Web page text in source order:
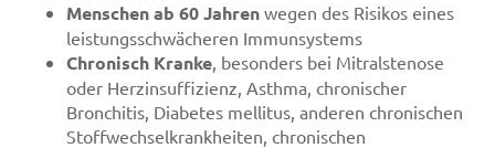
Menschen ab 60 Jahren wegen des Risikos eines
leistungsschwächeren Immunsystems
Chronisch Kranke, besonders bei Mitralstenose
oder Herzinsuffizienz, Asthma, chronischer
Bronchitis, Diabetes mellitus, anderen chronischen
Stoffwechselkrankheiten, chronischen